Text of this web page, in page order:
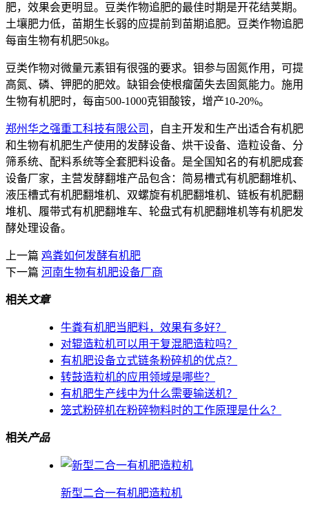
肥，效果会更明显。豆类作物追肥的最佳时期是开花结荚期。
土壤肥力低，苗期生长弱的应提前到苗期追肥。豆类作物追肥
每亩生物有机肥50kg。
豆类作物对微量元素钼有很强的要求。钼参与固氮作用，可提
高氮、磷、钾肥的肥效。缺钼会使根瘤菌失去固氮能力。施用
生物有机肥时，每亩500-1000克钼酸铵，增产10-20%。
郑州华之强重工科技有限公司 ，自主开发和生产出适合有机肥
和生物有机肥生产使用的发酵设备、烘干设备、造粒设备、分
筛系统、配料系统等全套肥料设备。是全国知名的有机肥成套
设备厂家，主营发酵翻堆产品包含：简易槽式有机肥翻堆机、
液压槽式有机肥翻堆机、双螺旋有机肥翻堆机、链板有机肥翻
堆机、履带式有机肥翻堆车、轮盘式有机肥翻堆机等有机肥发
酵处理设备。
上一篇 鸡粪如何发酵有机肥
下一篇 河南生物有机肥设备厂商
相关文章
牛粪有机肥当肥料，效果有多好？
对辊造粒机可以用于复混肥造粒吗？
有机肥设备立式链条粉碎机的优点？
转鼓造粒机的应用领域是哪些？
有机肥生产线中为什么需要输送机？
笼式粉碎机在粉碎物料时的工作原理是什么？
相关产品
新型二合一有机肥造粒机